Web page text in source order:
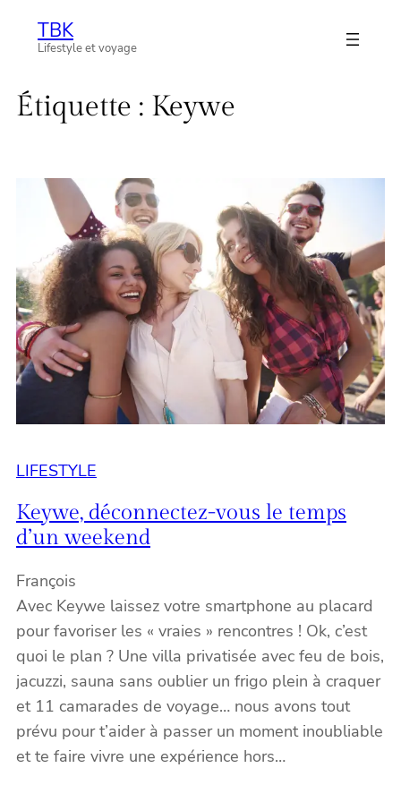
AllerTBK
Lifestyle et voyage
Étiquette : Keywe
LIFESTYLE
Keywe, déconnectez-vous le temps
d’un weekend
François
Avec Keywe laissez votre smartphone au placard
pour favoriser les « vraies » rencontres ! Ok, c’est
quoi le plan ? Une villa privatisée avec feu de bois,
jacuzzi, sauna sans oublier un frigo plein à craquer
et 11 camarades de voyage… nous avons tout
prévu pour t’aider à passer un moment inoubliable
et te faire vivre une expérience hors…